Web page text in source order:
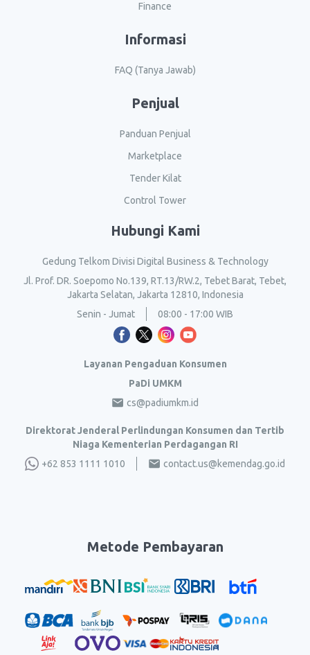
Finance
Informasi
FAQ (Tanya Jawab)
Penjual
Panduan Penjual
Marketplace
Tender Kilat
Control Tower
Hubungi Kami
Gedung Telkom Divisi Digital Business & Technology
Jl. Prof. DR. Soepomo No.139, RT.13/RW.2, Tebet Barat, Tebet,
Jakarta Selatan, Jakarta 12810, Indonesia
Senin - Jumat
08:00 - 17:00 WIB
Layanan Pengaduan Konsumen
PaDi UMKM
cs@padiumkm.id
Direktorat Jenderal Perlindungan Konsumen dan Tertib
Niaga Kementerian Perdagangan RI
+62 853 1111 1010
contact.us@kemendag.go.id
Metode Pembayaran